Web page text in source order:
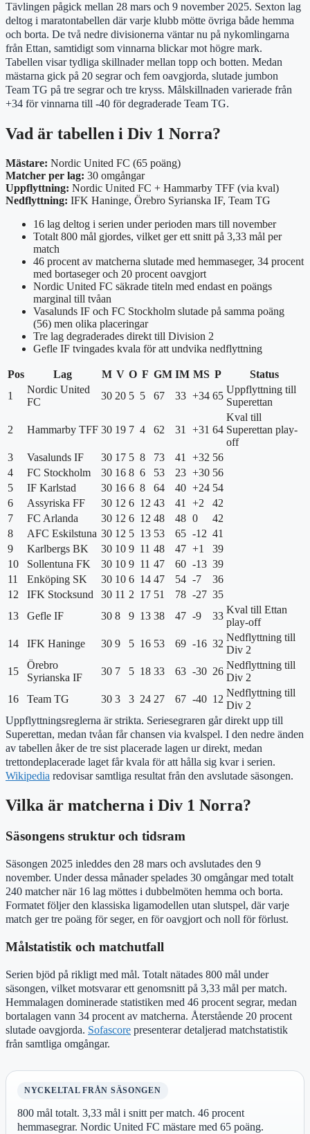
Tävlingen pågick mellan 28 mars och 9 november 2025. Sexton lag
deltog i maratontabellen där varje klubb mötte övriga både hemma
och borta. De två nedre divisionerna väntar nu på nykomlingarna
från Ettan, samtidigt som vinnarna blickar mot högre mark.
Tabellen visar tydliga skillnader mellan topp och botten. Medan
mästarna gick på 20 segrar och fem oavgjorda, slutade jumbon
Team TG på tre segrar och tre kryss. Målskillnaden varierade från
+34 för vinnarna till -40 för degraderade Team TG.
Vad är tabellen i Div 1 Norra?
Mästare: Nordic United FC (65 poäng)
Matcher per lag: 30 omgångar
Uppflyttning: Nordic United FC + Hammarby TFF (via kval)
Nedflyttning: IFK Haninge, Örebro Syrianska IF, Team TG
16 lag deltog i serien under perioden mars till november
Totalt 800 mål gjordes, vilket ger ett snitt på 3,33 mål per
match
46 procent av matcherna slutade med hemmaseger, 34 procent
med bortaseger och 20 procent oavgjort
Nordic United FC säkrade titeln med endast en poängs
marginal till tvåan
Vasalunds IF och FC Stockholm slutade på samma poäng
(56) men olika placeringar
Tre lag degraderades direkt till Division 2
Gefle IF tvingades kvala för att undvika nedflyttning
Pos Lag M V O F GM IM MS P
Status
1
Nordic United
FC
30 20 5 5 67 33 +34 65
Uppflyttning till
Superettan
2 Hammarby TFF 30 19 7 4 62 31 +31 64
Kval till
Superettan play-
off
3
Vasalunds IF 30 17 5 8 73 41 +32 56
4
FC Stockholm 30 16 8 6 53 23 +30 56
5
IF Karlstad 30 16 6 8 64 40 +24 54
6
Assyriska FF 30 12 6 12 43 41 +2
42
7
FC Arlanda 30 12 6 12 48 48 0
42
8
AFC Eskilstuna 30 12 5 13 53 65 -12 41
9
Karlbergs BK 30 10 9 11 48 47 +1
39
10
Sollentuna FK 30 10 9 11 47 60 -13 39
11
Enköping SK 30 10 6 14 47 54 -7
36
12
IFK Stocksund 30 11 2 17 51 78 -27 35
13
Gefle IF 30 8 9 13 38 47 -9 33
Kval till Ettan
play-off
14
IFK Haninge 30 9 5 16 53 69 -16 32
Nedflyttning till
Div 2
15
Örebro
Syrianska IF
30 7 5 18 33 63 -30 26
Nedflyttning till
Div 2
16
Team TG 30 3 3 24 27 67 -40 12
Nedflyttning till
Div 2
Uppflyttningsreglerna är strikta. Seriesegraren går direkt upp till
Superettan, medan tvåan får chansen via kvalspel. I den nedre änden
av tabellen åker de tre sist placerade lagen ur direkt, medan
trettondeplacerade laget får kvala för att hålla sig kvar i serien.
Wikipedia redovisar samtliga resultat från den avslutade säsongen.
Vilka är matcherna i Div 1 Norra?
Säsongens struktur och tidsram
Säsongen 2025 inleddes den 28 mars och avslutades den 9
november. Under dessa månader spelades 30 omgångar med totalt
240 matcher när 16 lag möttes i dubbelmöten hemma och borta.
Formatet följer den klassiska ligamodellen utan slutspel, där varje
match ger tre poäng för seger, en för oavgjort och noll för förlust.
Målstatistik och matchutfall
Serien bjöd på rikligt med mål. Totalt nätades 800 mål under
säsongen, vilket motsvarar ett genomsnitt på 3,33 mål per match.
Hemmalagen dominerade statistiken med 46 procent segrar, medan
bortalagen vann 34 procent av matcherna. Återstående 20 procent
slutade oavgjorda. Sofascore presenterar detaljerad matchstatistik
från samtliga omgångar.
NYCKELTAL FRÅN SÄSONGEN
800 mål totalt. 3,33 mål i snitt per match. 46 procent
hemmasegrar. Nordic United FC mästare med 65 poäng.